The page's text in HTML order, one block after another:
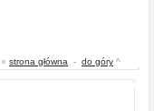
« strona główna - do góry ^